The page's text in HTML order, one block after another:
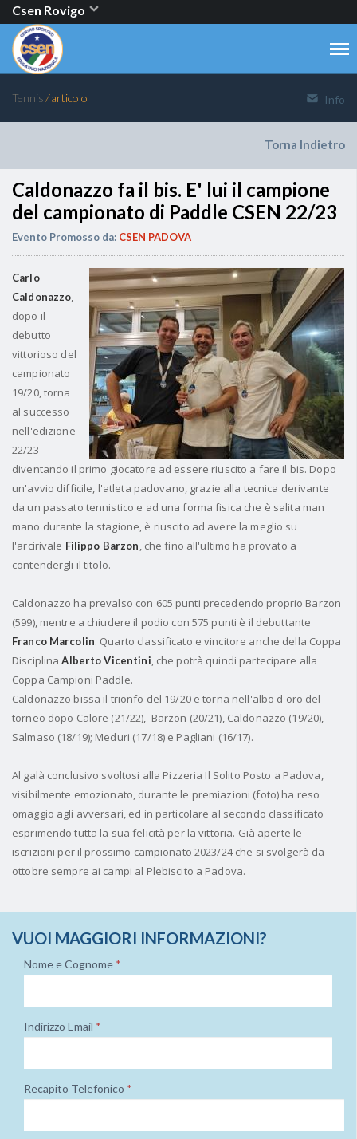
Csen Rovigo
Tennis⁄ articolo Info
Torna Indietro
Caldonazzo fa il bis. E' lui il campione
del campionato di Paddle CSEN 22/23
Evento Promosso da: CSEN PADOVA
Carlo
Caldonazzo,
dopo il
debutto
vittorioso del
campionato
19/20, torna
al successo
nell'edizione
22/23
diventando il primo giocatore ad essere riuscito a fare il bis. Dopo
un'avvio difficile, l'atleta padovano, grazie alla tecnica derivante
da un passato tennistico e ad una forma fisica che è salita man
mano durante la stagione, è riuscito ad avere la meglio su
l'arcirivale Filippo Barzon, che fino all'ultimo ha provato a
contendergli il titolo.
Caldonazzo ha prevalso con 605 punti precedendo proprio Barzon
(599), mentre a chiudere il podio con 575 punti è il debuttante
Franco Marcolin. Quarto classificato e vincitore anche della Coppa
DisciplinaAlberto Vicentini, che potrà quindi partecipare alla
Coppa Campioni Paddle.
Caldonazzo bissa il trionfo del 19/20 e torna nell'albo d'oro del
torneo dopo Calore (21/22), Barzon (20/21), Caldonazzo (19/20),
Salmaso (18/19); Meduri (17/18) e Pagliani (16/17).
Al galà conclusivo svoltosi alla Pizzeria Il Solito Posto a Padova,
visibilmente emozionato, durante le premiazioni (foto) ha reso
omaggio agli avversari, ed in particolare al secondo classificato
esprimendo tutta la sua felicità per la vittoria. Già aperte le
iscrizioni per il prossimo campionato 2023/24 che si svolgerà da
ottobre sempre ai campi al Plebiscito a Padova.
VUOI MAGGIORI INFORMAZIONI?
Nome e Cognome *
Indirizzo Email *
Recapito Telefonico *